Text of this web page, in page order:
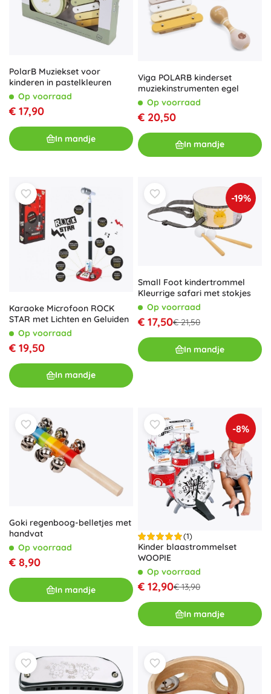
PolarB Muziekset voor
kinderen in pastelkleuren
Op voorraad
€ 17,90
In mandje
Viga POLARB kinderset
muziekinstrumenten egel
Op voorraad
€ 20,50
In mandje
Karaoke Microfoon ROCK
STAR met Lichten en Geluiden
Op voorraad
€ 19,50
In mandje
-19%
Small Foot kindertrommel
Kleurrige safari met stokjes
Op voorraad
€ 17,50€ 21,50
In mandje
Goki regenboog-belletjes met
handvat
Op voorraad
€ 8,90
In mandje
-8%
(1)
Kinder blaastrommelset
WOOPIE
Op voorraad
€ 12,90€ 13,90
In mandje